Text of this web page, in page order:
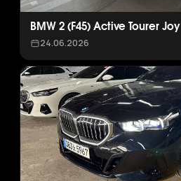
BMW 2 (F45) Active Tourer Joy
24.06.2026